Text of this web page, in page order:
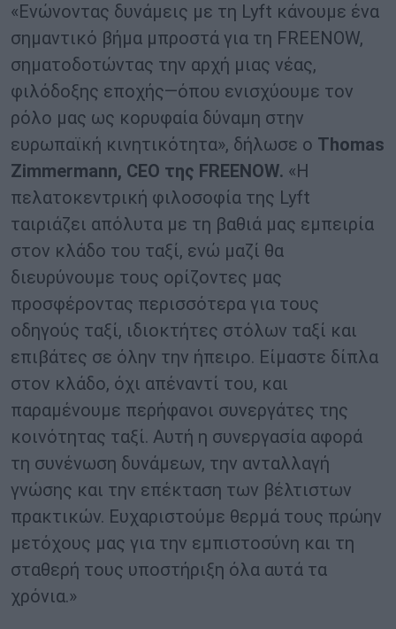
«Ενώνοντας δυνάμεις με τη Lyft κάνουμε ένα
σημαντικό βήμα μπροστά για τη FREENOW,
σηματοδοτώντας την αρχή μιας νέας,
φιλόδοξης εποχής—όπου ενισχύουμε τον
ρόλο μας ως κορυφαία δύναμη στην
ευρωπαϊκή κινητικότητα», δήλωσε ο Thomas
Zimmermann, CEO της FREENOW. «Η
πελατοκεντρική φιλοσοφία της Lyft
ταιριάζει απόλυτα με τη βαθιά μας εμπειρία
στον κλάδο του ταξί, ενώ μαζί θα
διευρύνουμε τους ορίζοντες μας
προσφέροντας περισσότερα για τους
οδηγούς ταξί, ιδιοκτήτες στόλων ταξί και
επιβάτες σε όλην την ήπειρο. Είμαστε δίπλα
στον κλάδο, όχι απέναντί του, και
παραμένουμε περήφανοι συνεργάτες της
κοινότητας ταξί. Αυτή η συνεργασία αφορά
τη συνένωση δυνάμεων, την ανταλλαγή
γνώσης και την επέκταση των βέλτιστων
πρακτικών. Ευχαριστούμε θερμά τους πρώην
μετόχους μας για την εμπιστοσύνη και τη
σταθερή τους υποστήριξη όλα αυτά τα
χρόνια.»